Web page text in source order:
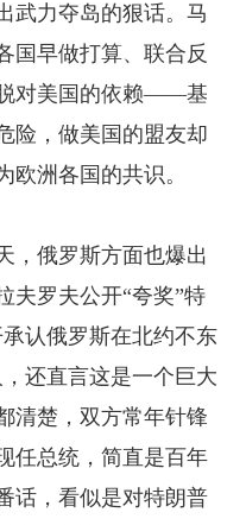
武力夺岛的狠话。马
国早做打算、联合反
对美国的依赖——基
险，做美国的盟友却
欧洲各国的共识。
，俄罗斯方面也爆出
夫罗夫公开“夸奖”特
认俄罗斯在北约不东
还直言这是一个巨大
清楚，双方常年针锋
任总统，简直是百年
话，看似是对特朗普